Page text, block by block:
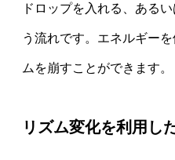
ドロップを入れる、ある
う流れです。エネルギー
ムを崩すことができます。
リズム変化を利用し